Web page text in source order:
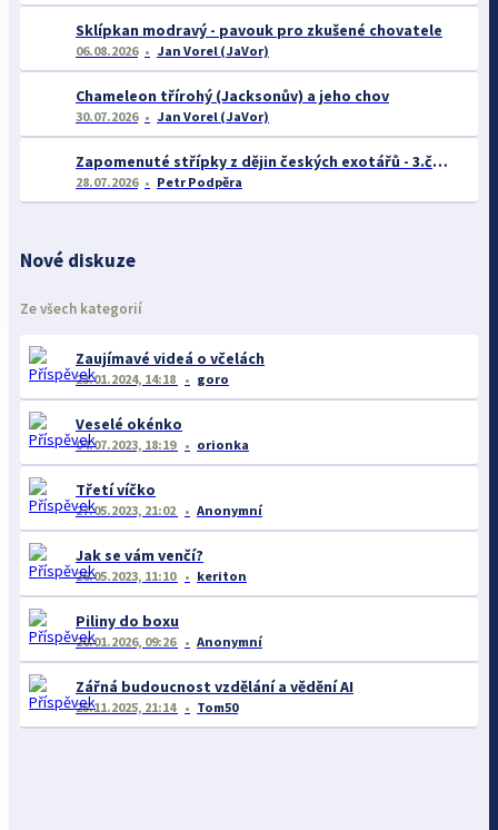
Sklípkan modravý - pavouk pro zkušené chovatele
06.08.2026 Jan Vorel (JaVor)
Chameleon třírohý (Jacksonův) a jeho chov
30.07.2026 Jan Vorel (JaVor)
Zapomenuté střípky z dějin českých exotářů - 3.část
28.07.2026 Petr Podpěra
Nové diskuze
Ze všech kategorií
Zaujímavé videá o včelách
23.01.2024, 14:18 goro
Veselé okénko
04.07.2023, 18:19 orionka
Třetí víčko
27.05.2023, 21:02 Anonymní
Jak se vám venčí?
26.05.2023, 11:10 keriton
Piliny do boxu
20.01.2026, 09:26 Anonymní
Zářná budoucnost vzdělání a vědění AI
25.11.2025, 21:14 Tom50